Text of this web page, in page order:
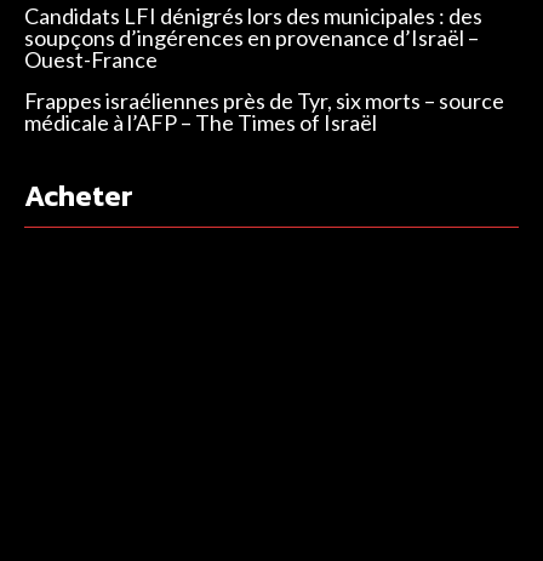
Candidats LFI dénigrés lors des municipales : des
soupçons d’ingérences en provenance d’Israël –
Ouest-France
Frappes israéliennes près de Tyr, six morts – source
médicale à l’AFP – The Times of Israël
Acheter